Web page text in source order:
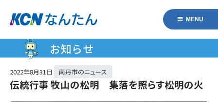
MENU
お知らせ
2022年8月31日 南丹市のニュース
伝統行事 牧山の松明 集落を照らす松明の火